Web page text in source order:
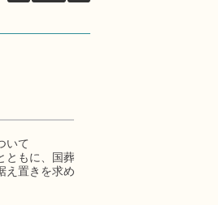
いて
もに、国葬が行われた場合の府中市と
置きを求めて